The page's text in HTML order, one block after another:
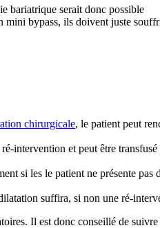
bariatrique serait donc possible
bypass, ils doivent juste
chirurgicale, le patient peut
intervention et peut être transfusé
si les le patient ne présente pas
suffira, si non une ré-
Il est donc conseillé de